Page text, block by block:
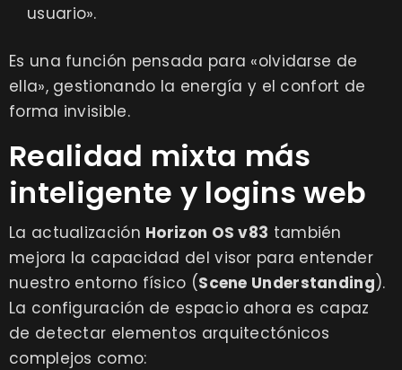
usuario».
Es una función pensada para «olvidarse de
ella», gestionando la energía y el confort de
forma invisible.
Realidad mixta más
inteligente y logins web
La actualización Horizon OS v83 también
mejora la capacidad del visor para entender
nuestro entorno físico (Scene Understanding).
La configuración de espacio ahora es capaz
de detectar elementos arquitectónicos
complejos como: